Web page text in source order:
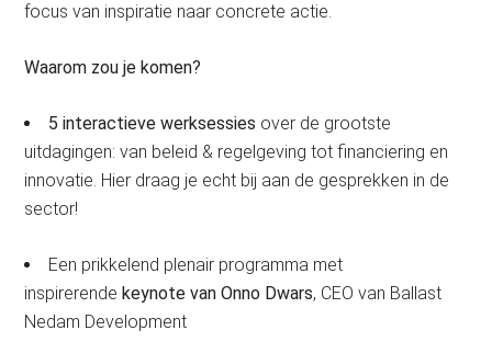
focus van inspiratie naar concrete actie.
Waarom zou je komen?
5 interactieve werksessies over de grootste
uitdagingen: van beleid & regelgeving tot financiering en
innovatie. Hier draag je echt bij aan de gesprekken in de
sector!
Een prikkelend plenair programma met
inspirerende keynote van Onno Dwars, CEO van Ballast
Nedam Development